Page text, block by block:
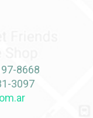
8668
3097